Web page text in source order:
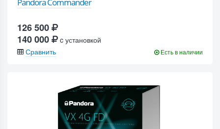
126 500
140 000
c установкой
Сравнить
Есть в наличии